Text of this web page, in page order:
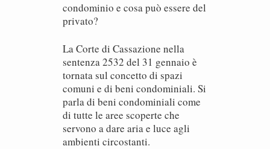
condominio e cosa può essere del
privato?
La Corte di Cassazione nella
sentenza 2532 del 31 gennaio è
tornata sul concetto di spazi
comuni e di beni condominiali. Si
parla di beni condominiali come
di tutte le aree scoperte che
servono a dare aria e luce agli
ambienti circostanti.